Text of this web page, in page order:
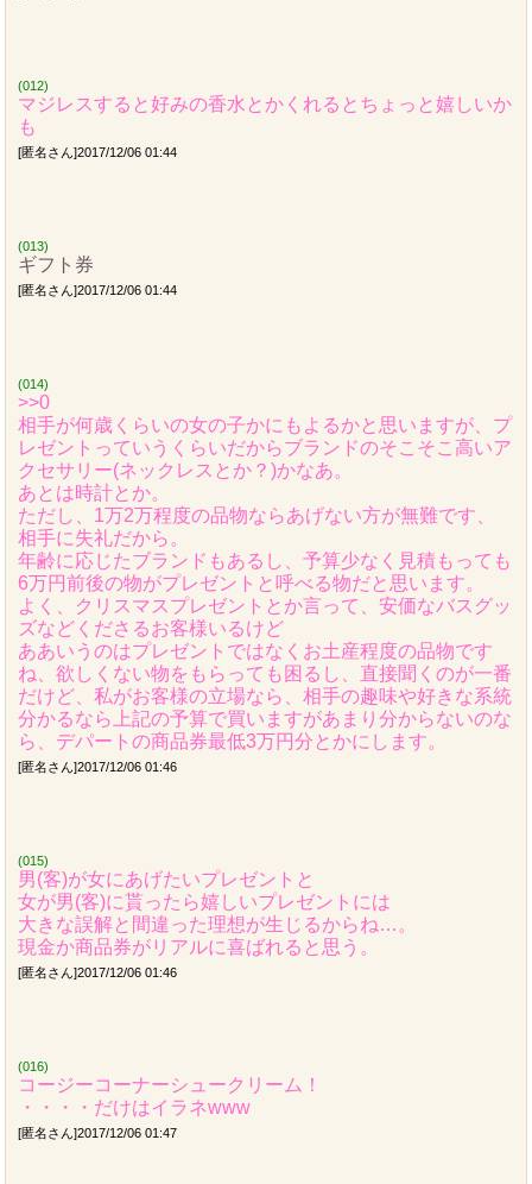
(012)
マジレスすると好みの香水とかくれるとちょっと嬉しいか
も
[匿名さん]2017/12/06 01:44
(013)
ギフト券
[匿名さん]2017/12/06 01:44
(014)
>>0
相手が何歳くらいの女の子かにもよるかと思いますが、プ
レゼントっていうくらいだからブランドのそこそこ高いア
クセサリー(ネックレスとか？)かなあ。
あとは時計とか。
ただし、1万2万程度の品物ならあげない方が無難です、
相手に失礼だから。
年齢に応じたブランドもあるし、予算少なく見積もっても
6万円前後の物がプレゼントと呼べる物だと思います。
よく、クリスマスプレゼントとか言って、安価なバスグッ
ズなどくださるお客様いるけど
ああいうのはプレゼントではなくお土産程度の品物です
ね、欲しくない物をもらっても困るし、直接聞くのが一番
だけど、私がお客様の立場なら、相手の趣味や好きな系統
分かるなら上記の予算で買いますがあまり分からないのな
ら、デパートの商品券最低3万円分とかにします。
[匿名さん]2017/12/06 01:46
(015)
男(客)が女にあげたいプレゼントと
女が男(客)に貰ったら嬉しいプレゼントには
大きな誤解と間違った理想が生じるからね…。
現金か商品券がリアルに喜ばれると思う。
[匿名さん]2017/12/06 01:46
(016)
コージーコーナーシュークリーム！
・・・・だけはイラネwww
[匿名さん]2017/12/06 01:47